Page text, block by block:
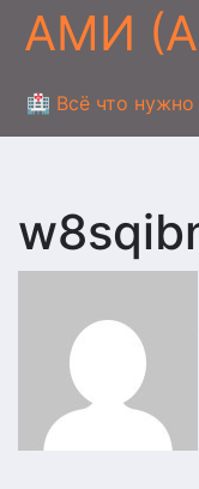
АМИ
🏥 Всё что нужно